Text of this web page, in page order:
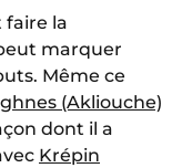
faire la
marquer
Même ce
(Akliouche)
dont il a
Krépin